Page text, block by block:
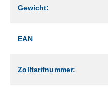
Gewicht:
EAN
Zolltarifnummer: